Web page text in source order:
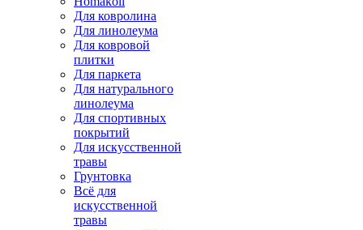
Для ковролина
Для линолеума
Для ковровой
плитки
Для паркета
Для натурального
линолеума
Для спортивных
покрытий
Для искусственной
травы
Грунтовка
Всё для
искусственной
травы